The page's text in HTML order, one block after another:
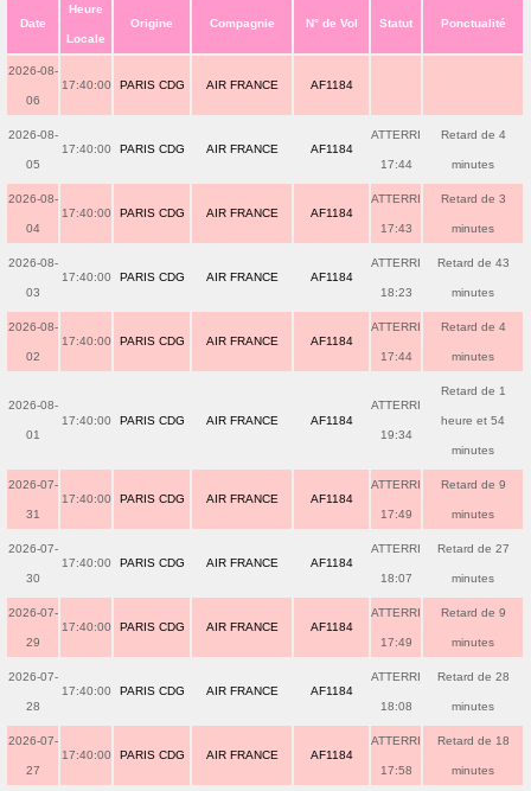
Date
Heure
Locale
Origine Compagnie N° de Vol Statut Ponctualité
2026-08-
06
17:40:00 PARIS CDG AIR FRANCE AF1184
2026-08-
05
17:40:00 PARIS CDG AIR FRANCE AF1184
ATTERRI
17:44
Retard de 4
minutes
2026-08-
04
17:40:00 PARIS CDG AIR FRANCE AF1184
ATTERRI
17:43
Retard de 3
minutes
2026-08-
03
17:40:00 PARIS CDG AIR FRANCE AF1184
ATTERRI
18:23
Retard de 43
minutes
2026-08-
02
17:40:00 PARIS CDG AIR FRANCE AF1184
ATTERRI
17:44
Retard de 4
minutes
2026-08-
01
17:40:00 PARIS CDG AIR FRANCE AF1184
ATTERRI
19:34
Retard de 1
heure et 54
minutes
2026-07-
31
17:40:00 PARIS CDG AIR FRANCE AF1184
ATTERRI
17:49
Retard de 9
minutes
2026-07-
30
17:40:00 PARIS CDG AIR FRANCE AF1184
ATTERRI
18:07
Retard de 27
minutes
2026-07-
29
17:40:00 PARIS CDG AIR FRANCE AF1184
ATTERRI
17:49
Retard de 9
minutes
2026-07-
28
17:40:00 PARIS CDG AIR FRANCE AF1184
ATTERRI
18:08
Retard de 28
minutes
2026-07-
27
17:40:00 PARIS CDG AIR FRANCE AF1184
ATTERRI
17:58
Retard de 18
minutes